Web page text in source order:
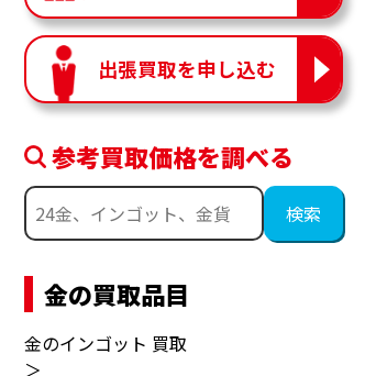
出張買取を申し込む
参考買取価格を調べる
金の買取品目
金のインゴット 買取
＞